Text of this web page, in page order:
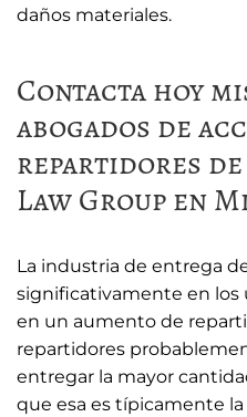
daños materiales.
Contacta hoy
abogados de
repartidores de
Law Group en
La industria de entrega
significativamente en los
en un aumento de
repartidores
entregar la mayor
que esa es típicamente